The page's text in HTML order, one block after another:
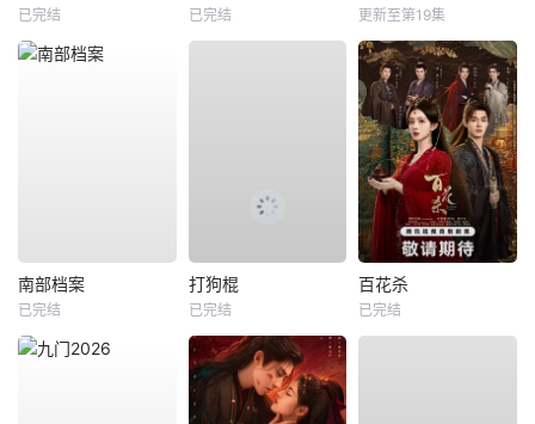
已完结 已完结 更新至第19集
南部档案
已完结
打狗棍
已完结
百花杀
已完结